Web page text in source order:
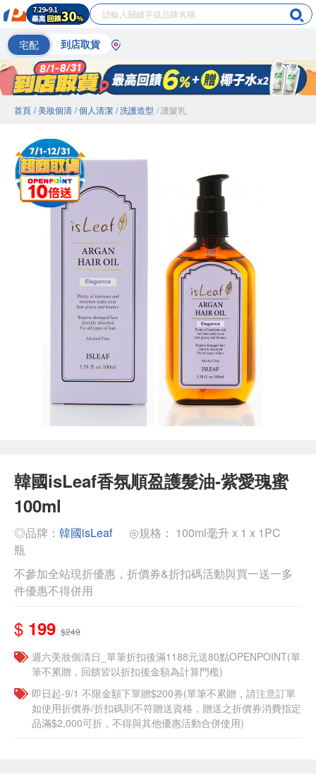
宅配 到店取貨
首頁 / 美妝個清 / 個人清潔 / 洗護造型 / 護髮乳
韓國isLeaf香氛順盈護髮油-紫愛瑰蜜
100ml
◎品牌： 韓國isLeaf
◎規格： 100ml毫升 x 1 x 1PC
瓶
不參加全站現折優惠，折價券&折扣碼活動與買一送一多
件優惠不得併用
$ 199 $249
週六美妝個清日_單筆折扣後滿1188元送80點OPENPOINT(單
筆不累贈，回饋皆以折扣後金額為計算門檻)
即日起-9/1 不限金額下單贈$200券(單筆不累贈，請注意訂單
如使用折價券/折扣碼則不符贈送資格，贈送之折價券消費指定
品滿$2,000可折，不得與其他優惠活動合併使用)